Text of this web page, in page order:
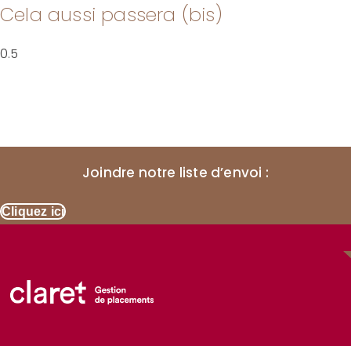
Cela aussi passera (bis)
Joindre notre liste d’envoi :
Cliquez ici